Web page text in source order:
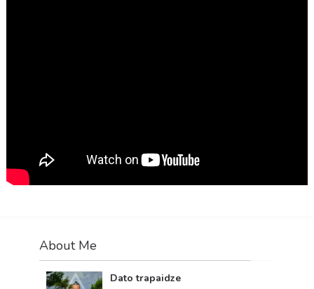
About Me
Dato trapaidze